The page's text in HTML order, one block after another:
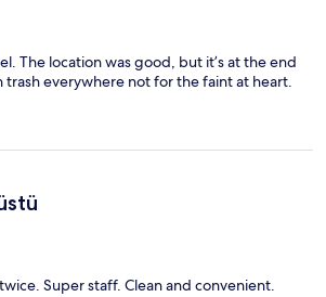
The location was good, but it’s at the end
everywhere not for the faint at heart.
Super staff. Clean and convenient.